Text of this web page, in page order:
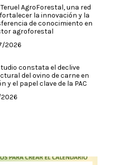
AgroForestal, una red
la innovación y la
de conocimiento en
agroforestal
2026
constata el declive
del ovino de carne en
y el papel clave de la PAC
2026